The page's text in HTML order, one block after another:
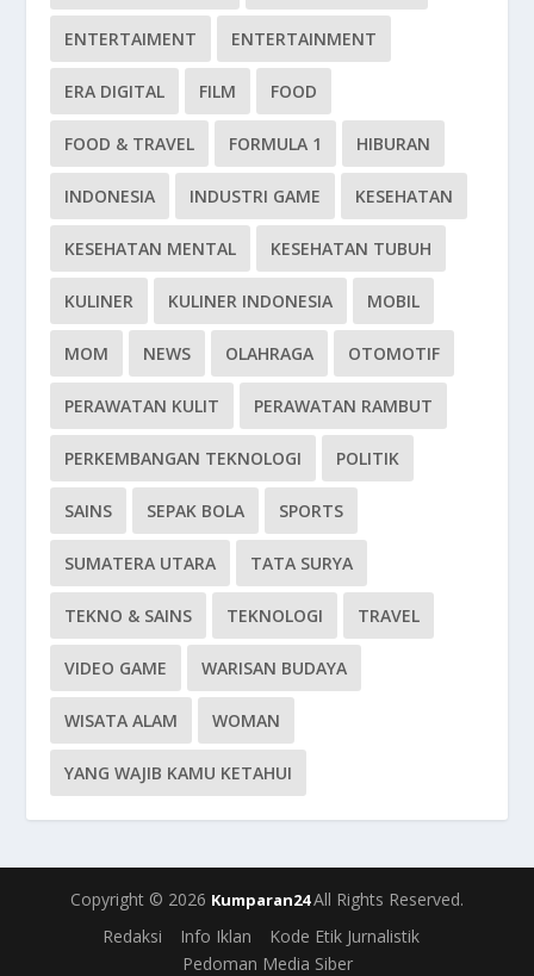
ENTERTAIMENT ENTERTAINMENT
ERA DIGITAL FILM FOOD
FOOD & TRAVEL FORMULA 1 HIBURAN
INDONESIA INDUSTRI GAME KESEHATAN
KESEHATAN MENTAL KESEHATAN TUBUH
KULINER KULINER INDONESIA MOBIL
MOM NEWS OLAHRAGA OTOMOTIF
PERAWATAN KULIT PERAWATAN RAMBUT
PERKEMBANGAN TEKNOLOGI POLITIK
SAINS SEPAK BOLA SPORTS
SUMATERA UTARA TATA SURYA
TEKNO & SAINS TEKNOLOGI TRAVEL
VIDEO GAME WARISAN BUDAYA
WISATA ALAM WOMAN
YANG WAJIB KAMU KETAHUI
Copyright © 2026 Kumparan24All Rights Reserved.
Redaksi
Info Iklan
Kode Etik Jurnalistik
Pedoman Media Siber